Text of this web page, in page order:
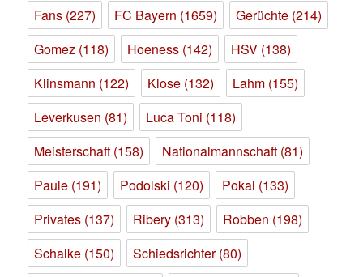
Fans (227) FC Bayern (1659) Gerüchte (214)
Gomez (118) Hoeness (142) HSV (138)
Klinsmann (122) Klose (132) Lahm (155)
Leverkusen (81) Luca Toni (118)
Meisterschaft (158) Nationalmannschaft (81)
Paule (191) Podolski (120) Pokal (133)
Privates (137) Ribery (313) Robben (198)
Schalke (150) Schiedsrichter(80)